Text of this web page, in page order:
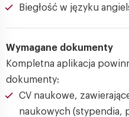
Biegłość w języku
Wymagane dokumenty
Kompletna aplikacja
dokumenty:
CV naukowe,
naukowych (stypendia,